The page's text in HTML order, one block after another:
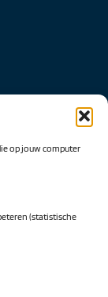
op jouw computer
(statistische